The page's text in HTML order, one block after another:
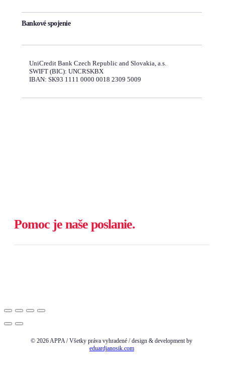
Bankové spojenie
UniCredit Bank Czech Republic and Slovakia, a.s.
SWIFT (BIC): UNCRSKBX
IBAN: SK93 1111 0000 0018 2309 5009
Pomoc je naše poslanie.
© 2026 APPA / Všetky práva vyhradené / design & development by
eduardjanosik.com